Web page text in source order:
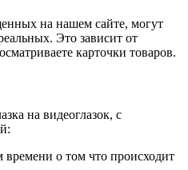
на нашем сайте, могут
Это зависит от
карточки товаров.
на видеоглазок, с
о том что происходит